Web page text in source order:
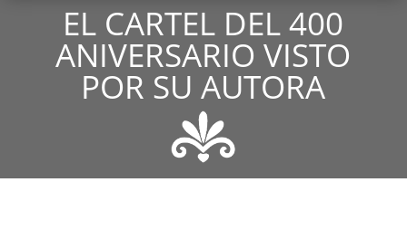
EL CARTEL DEL 400
ANIVERSARIO VISTO
POR SU AUTORA